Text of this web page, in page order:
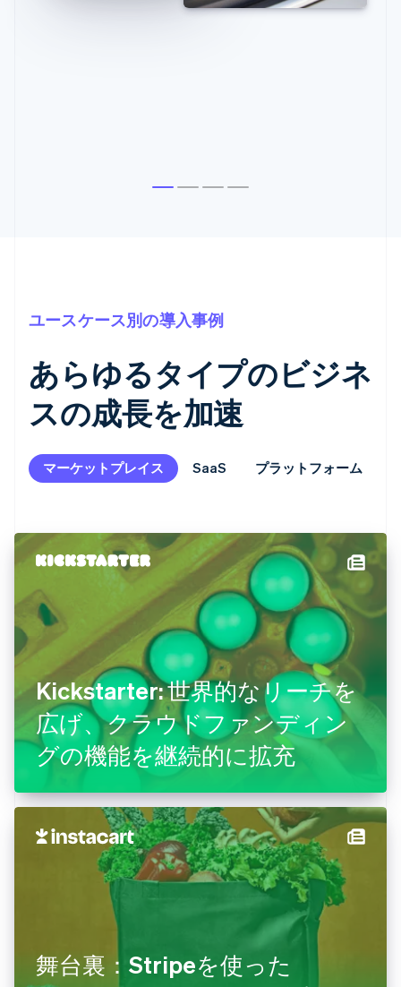
ユースケース別の導入事例
あらゆるタイプのビジネ
スの成長を加速
マーケットプレイス SaaS プラットフォーム
Kickstarter: 世界的なリーチを
広げ、クラウドファンディン
グの機能を継続的に拡充
舞台裏：Stripeを使った